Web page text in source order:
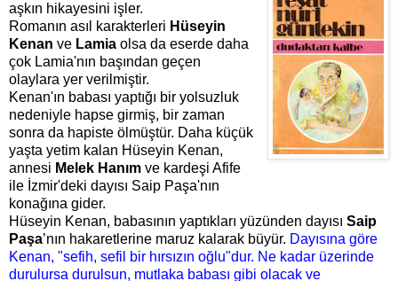
aşkın hikayesini işler.
Romanın asıl karakterleri Hüseyin
Kenan ve Lamia olsa da eserde daha
çok Lamia'nın başından geçen
olaylara yer verilmiştir.
Kenan'ın babası yaptığı bir yolsuzluk
nedeniyle hapse girmiş, bir zaman
sonra da hapiste ölmüştür. Daha küçük
yaşta yetim kalan Hüseyin Kenan,
annesi Melek Hanım ve kardeşi Afife
ile İzmir'deki dayısı Saip Paşa'nın
konağına gider.
Hüseyin Kenan, babasının yaptıkları yüzünden dayısı Saip
Paşa’nın hakaretlerine maruz kalarak büyür. Dayısına göre
Kenan, "sefih, sefil bir hırsızın oğlu"dur. Ne kadar üzerinde
durulursa durulsun, mutlaka babası gibi olacak ve